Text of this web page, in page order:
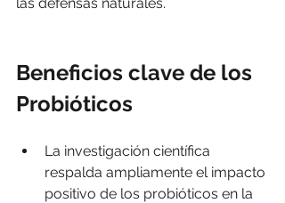
Beneficios clave de los
Probióticos
La investigación científica
respalda ampliamente el impacto
positivo de los probióticos en la